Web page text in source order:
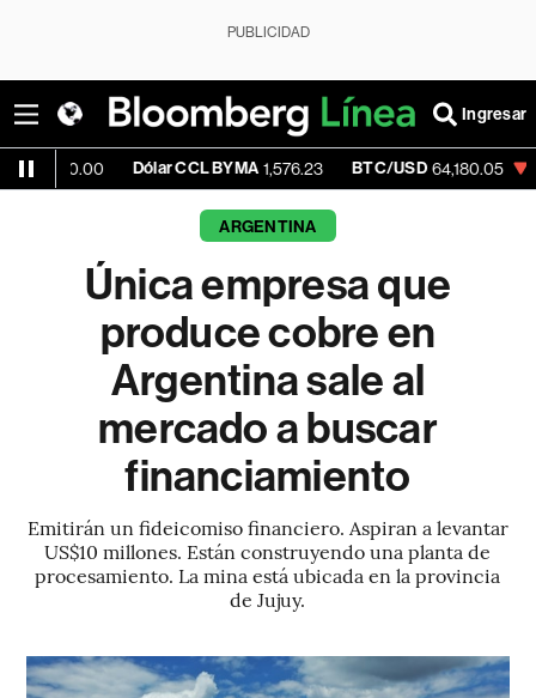
PUBLICIDAD
Ingresar
Dólar CCL BYMA 1,576.23 BTC/USD 64,180.05 -0.33%
ARGENTINA
Única empresa que
produce cobre en
Argentina sale al
mercado a buscar
financiamiento
Emitirán un fideicomiso financiero. Aspiran a levantar
US$10 millones. Están construyendo una planta de
procesamiento. La mina está ubicada en la provincia
de Jujuy.